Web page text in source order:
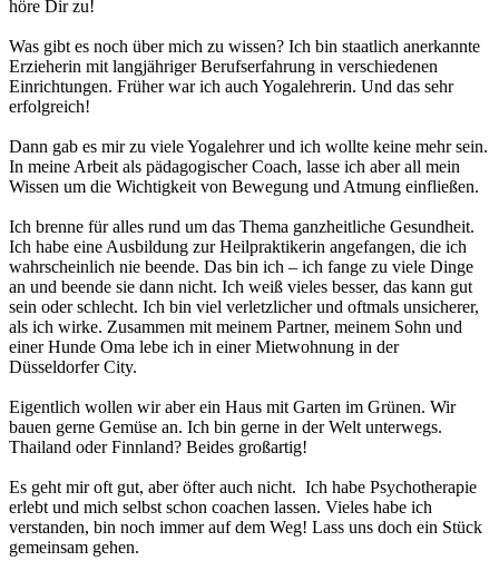
höre Dir zu!
Was gibt es noch über mich zu wissen? Ich bin staatlich anerkannte
Erzieherin mit langjähriger Berufserfahrung in verschiedenen
Einrichtungen. Früher war ich auch Yogalehrerin. Und das sehr
erfolgreich!
Dann gab es mir zu viele Yogalehrer und ich wollte keine mehr sein.
In meine Arbeit als pädagogischer Coach, lasse ich aber all mein
Wissen um die Wichtigkeit von Bewegung und Atmung einfließen.
Ich brenne für alles rund um das Thema ganzheitliche Gesundheit.
Ich habe eine Ausbildung zur Heilpraktikerin angefangen, die ich
wahrscheinlich nie beende. Das bin ich – ich fange zu viele Dinge
an und beende sie dann nicht. Ich weiß vieles besser, das kann gut
sein oder schlecht. Ich bin viel verletzlicher und oftmals unsicherer,
als ich wirke. Zusammen mit meinem Partner, meinem Sohn und
einer Hunde Oma lebe ich in einer Mietwohnung in der
Düsseldorfer City.
Eigentlich wollen wir aber ein Haus mit Garten im Grünen. Wir
bauen gerne Gemüse an. Ich bin gerne in der Welt unterwegs.
Thailand oder Finnland? Beides großartig!
Es geht mir oft gut, aber öfter auch nicht. Ich habe Psychotherapie
erlebt und mich selbst schon coachen lassen. Vieles habe ich
verstanden, bin noch immer auf dem Weg! Lass uns doch ein Stück
gemeinsam gehen.